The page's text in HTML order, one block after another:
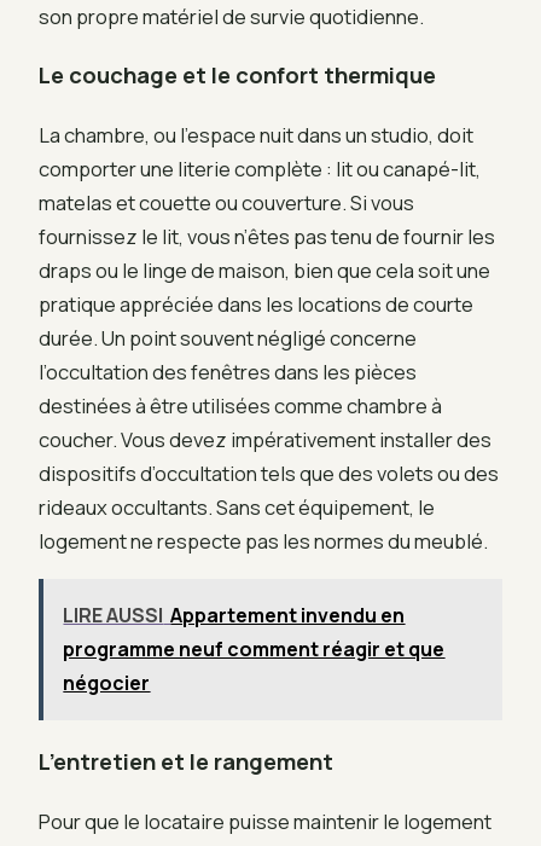
son propre matériel de survie quotidienne.
Le couchage et le confort thermique
La chambre, ou l’espace nuit dans un studio, doit
comporter une literie complète : lit ou canapé-lit,
matelas et couette ou couverture. Si vous
fournissez le lit, vous n’êtes pas tenu de fournir les
draps ou le linge de maison, bien que cela soit une
pratique appréciée dans les locations de courte
durée. Un point souvent négligé concerne
l’occultation des fenêtres dans les pièces
destinées à être utilisées comme chambre à
coucher. Vous devez impérativement installer des
dispositifs d’occultation tels que des volets ou des
rideaux occultants. Sans cet équipement, le
logement ne respecte pas les normes du meublé.
LIRE AUSSI Appartement invendu en
programme neuf comment réagir et que
négocier
L’entretien et le rangement
Pour que le locataire puisse maintenir le logement